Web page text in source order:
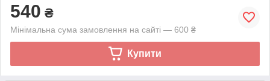
540 ₴
Мінімальна сума замовлення на сайті — 600 ₴
Купити